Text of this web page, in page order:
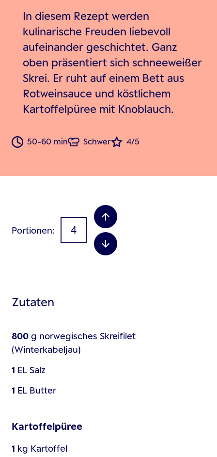
In diesem Rezept werden
kulinarische Freuden liebevoll
aufeinander geschichtet. Ganz
oben präsentiert sich schneeweißer
Skrei. Er ruht auf einem Bett aus
Rotweinsauce und köstlichem
Kartoffelpüree mit Knoblauch.
50-60 min Schwer 4/5
Portionen
Zutaten
800 g norwegisches Skreifilet
(Winterkabeljau)
1 EL Salz
1 EL Butter
Kartoffelpüree
1 kg Kartoffel